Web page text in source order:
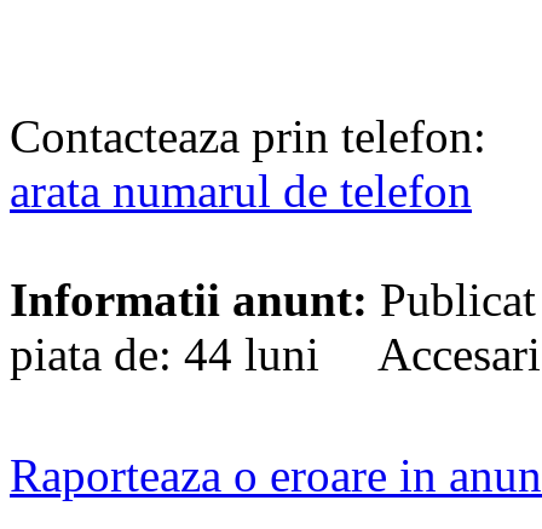
Contacteaza prin telefon:
arata numarul de telefon
Informatii anunt:
piata de: 44 luni
Raporteaza o eroare in